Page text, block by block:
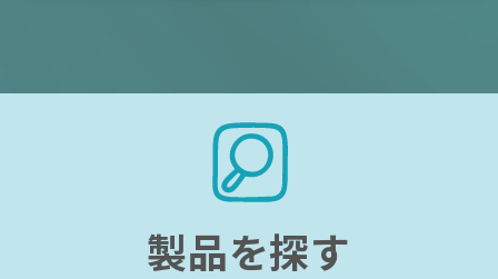
製品を探す